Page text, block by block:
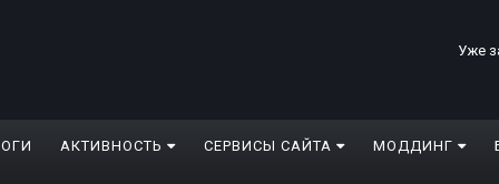
Уже
АКТИВНОСТЬ СЕРВИСЫ САЙТА МОДДИНГ